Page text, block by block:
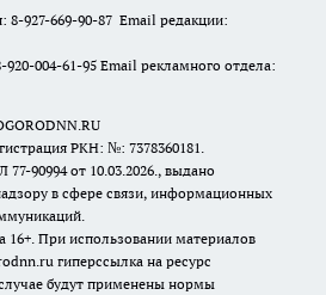
8-927-669-90-87 Email редакции:
004-61-95 Email рекламного отдела:
РКН: №: 7378360181.
90994 от 10.03.2026., выдано
в сфере связи, информационных
16+. При использовании материалов
гиперссылка на ресурс
будут применены нормы